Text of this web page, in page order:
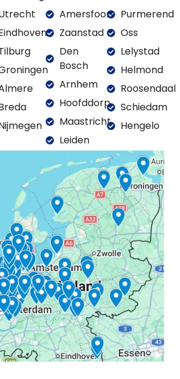
Amersfoort
Zaanstad
Den
Bosch
Arnhem
Hoofddorp
Maastricht
Leiden
Purmerend
Oss
Lelystad
Helmond
Roosendaal
Schiedam
Hengelo